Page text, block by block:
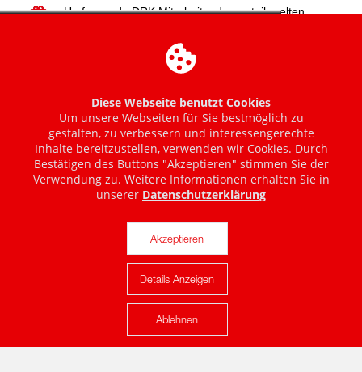
Karte anzeigen
Diese Webseite benutzt Cookies
Um unsere Webseiten für Sie bestmöglich zu
gestalten, zu verbessern und interessengerechte
Inhalte bereitzustellen, verwenden wir Cookies. Durch
Bestätigen des Buttons "Akzeptieren" stimmen Sie der
Verwendung zu. Weitere Informationen erhalten Sie in
unserer Datenschutzerklärung
Akzeptieren
Details Anzeigen
Ablehnen